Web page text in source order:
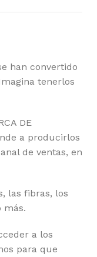
han convertido
tenerlos
DE
a producirlos
de ventas, en
las fibras, los
más.
a los
para que